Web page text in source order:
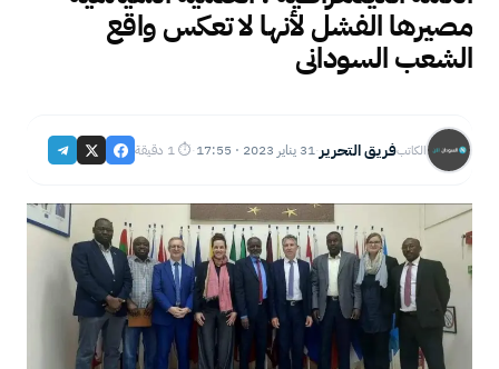
مصيرها الفشل لأنها لا تعكس واقع
الشعب السودانى
الكاتبفريق التحرير·31 يناير 2023 · 17:55 ·⏱ 1 دقيقة